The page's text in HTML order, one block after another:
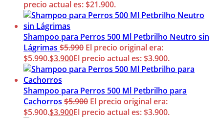
precio actual es: $21.900.
Shampoo para Perros 500 Ml Petbrilho Neutro sin
Lágrimas $5.990 El precio original era:
$5.990.$3.900El precio actual es: $3.900.
Shampoo para Perros 500 Ml Petbrilho para
Cachorros $5.900 El precio original era:
$5.900.$3.900El precio actual es: $3.900.